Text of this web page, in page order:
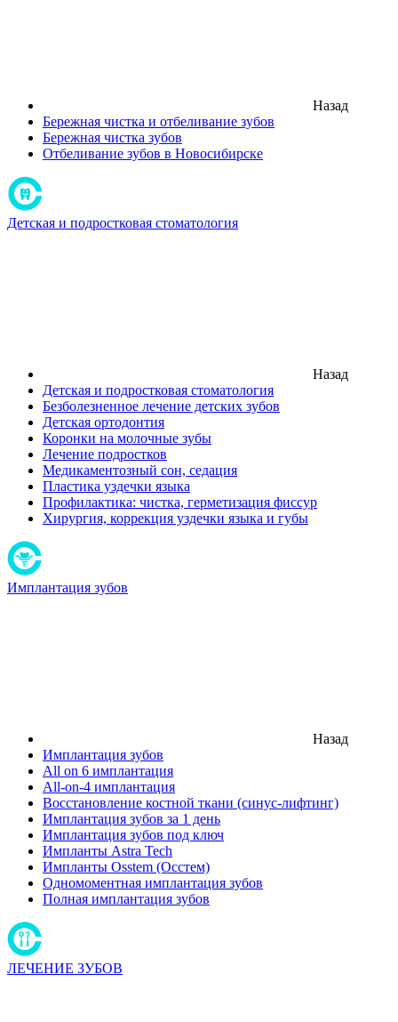
Назад
Бережная чистка и отбеливание зубов
Бережная чистка зубов
Отбеливание зубов в Новосибирске
Детская и подростковая стоматология
Назад
Детская и подростковая стоматология
Безболезненное лечение детских зубов
Детская ортодонтия
Коронки на молочные зубы
Лечение подростков
Медикаментозный сон, седация
Пластика уздечки языка
Профилактика: чистка, герметизация фиссур
Хирургия, коррекция уздечки языка и губы
Имплантация зубов
Назад
Имплантация зубов
All on 6 имплантация
All-on-4 имплантация
Восстановление костной ткани (синус-лифтинг)
Имплантация зубов за 1 день
Имплантация зубов под ключ
Импланты Astra Tech
Импланты Osstem (Осстем)
Одномоментная имплантация зубов
Полная имплантация зубов
ЛЕЧЕНИЕ ЗУБОВ